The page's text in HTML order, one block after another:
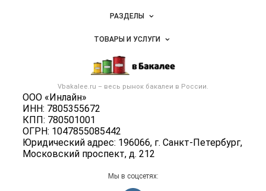
ингредиентов
Vbakalee.ru – весь рынок бакалеи в России.
ООО «Инлайн»
ИНН: 7805355672
КПП: 780501001
ОГРН: 1047855085442
Юридический адрес: 196066, г. Санкт-Петербург,
Московский проспект, д. 212
Новости Vbakalee.ru
Размещение рекламы
Публичная оферта
Контактная информация
Политика обработки персональных данных
РАЗДЕЛЫ
Объявления
Новости рынка
ТОВАРЫ И УСЛУГИ
Бакалейные товары
Услуги
Добавить объявление
Мы в соцсетях: